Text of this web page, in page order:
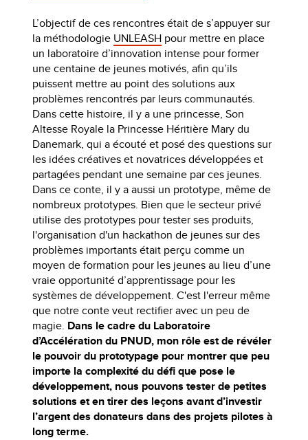
L’objectif de ces rencontres était de s’appuyer sur
la méthodologie UNLEASH pour mettre en place
un laboratoire d’innovation intense pour former
une centaine de jeunes motivés, afin qu’ils
puissent mettre au point des solutions aux
problèmes rencontrés par leurs communautés.
Dans cette histoire, il y a une princesse, Son
Altesse Royale la Princesse Héritière Mary du
Danemark, qui a écouté et posé des questions sur
les idées créatives et novatrices développées et
partagées pendant une semaine par ces jeunes.
Dans ce conte, il y a aussi un prototype, même de
nombreux prototypes. Bien que le secteur privé
utilise des prototypes pour tester ses produits,
l'organisation d'un hackathon de jeunes sur des
problèmes importants était perçu comme un
moyen de formation pour les jeunes au lieu d’une
vraie opportunité d’apprentissage pour les
systèmes de développement. C'est l'erreur même
que notre conte veut rectifier avec un peu de
magie. Dans le cadre du Laboratoire
d’Accélération du PNUD, mon rôle est de révéler
le pouvoir du prototypage pour montrer que peu
importe la complexité du défi que pose le
développement, nous pouvons tester de petites
solutions et en tirer des leçons avant d’investir
l’argent des donateurs dans des projets pilotes à
long terme.